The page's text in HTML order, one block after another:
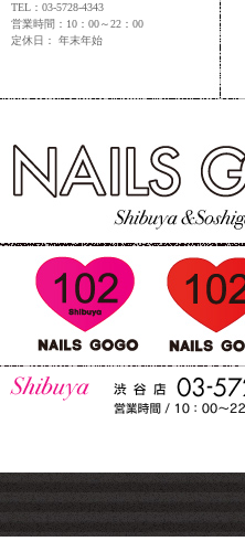
TEL：03-5728-4343
営業時間：10：00～22：00
定休日： 年末年始